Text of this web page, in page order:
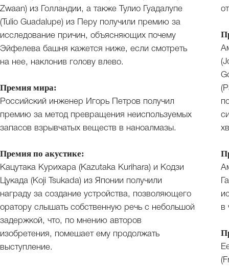
Zwaan) из Голландии, а также Тулио Гуадалупе
(Tulio Guadalupe) из Перу получили премию за
исследование причин, объясняющих почему
Эйфелева башня кажется ниже, если смотреть
на нее, наклонив голову влево.
Премия мира:
Российский инженер Игорь Петров получил
премию за метод превращения неиспользуемых
запасов взрывчатых веществ в наноалмазы.
Премия по акустике:
Кацутака Курихара (Kazutaka Kurihara) и Кодзи
Цукада (Koji Tsukada) из Японии получили
награду за создание устройства, позволяющего
оратору слышать собственную речь с небольшой
задержкой, что, по мнению авторов
изобретения, помешает ему продолжать
выступление.
в